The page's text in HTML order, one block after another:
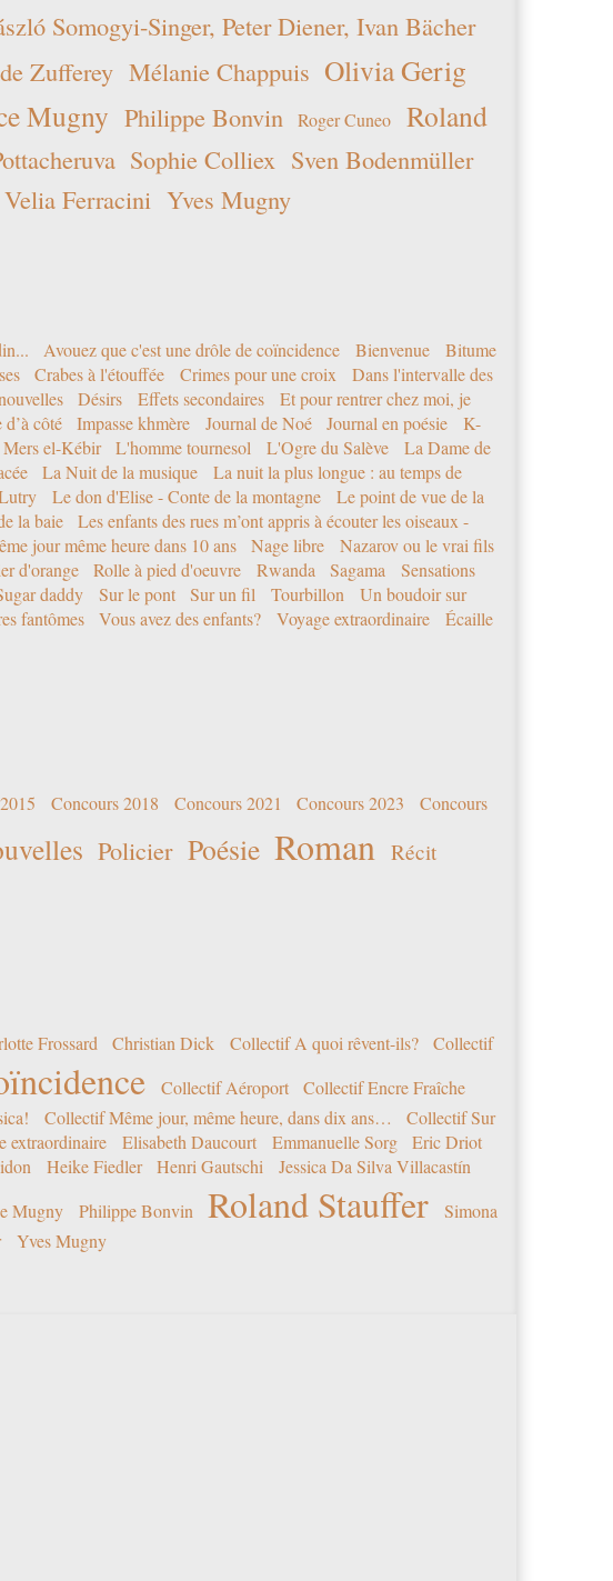
Somogyi-Singer, Peter Diener, Ivan Bächer
Zufferey Mélanie Chappuis Olivia Gerig
Mugny Philippe Bonvin Roger Cuneo
Roland
Sophie Colliex Sven Bodenmüller
Velia Ferracini Yves Mugny
Avouez que c'est une drôle de coïncidence Bienvenue
Bitume
Crabes à l'étouffée Crimes pour une croix
Dans l'intervalle des
Désirs Effets secondaires
Et pour rentrer chez moi, je
côté Impasse khmère Journal de Noé Journal en poésie
K-
el-Kébir L'homme tournesol L'Ogre du Salève
La Dame de
La Nuit de la musique
La nuit la plus longue : au temps de
Le don d'Elise - Conte de la montagne
Le point de vue de la
la baie
Les enfants des rues m’ont appris à écouter les oiseaux -
jour même heure dans 10 ans Nage libre
Nazarov ou le vrai fils
d'orange Rolle à pied d'oeuvre Rwanda Sagama
Sensations
daddy Sur le pont Sur un fil Tourbillon
Un boudoir sur
fantômes Vous avez des enfants? Voyage extraordinaire
Écaille
Concours 2018 Concours 2021 Concours 2023 Concours
Policier Poésie Roman Récit
Frossard Christian Dick Collectif A quoi rêvent-ils?
Collectif
Collectif Aéroport
Collectif Encre Fraîche
Collectif Même jour, même heure, dans dix ans…
Collectif Sur
extraordinaire Elisabeth Daucourt Emmanuelle Sorg
Eric Driot
Heike Fiedler Henri Gautschi
Jessica Da Silva Villacastín
Mugny Philippe Bonvin Roland Stauffer
Simona
Yves Mugny